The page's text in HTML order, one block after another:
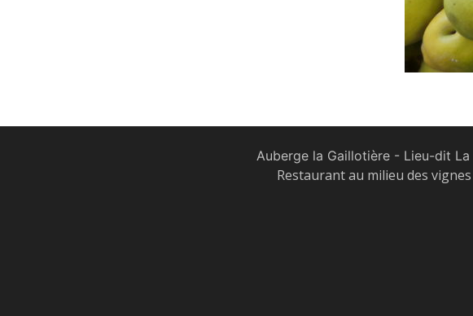
Auberge la Gaillotière - Lieu-dit
Restaurant au milieu des